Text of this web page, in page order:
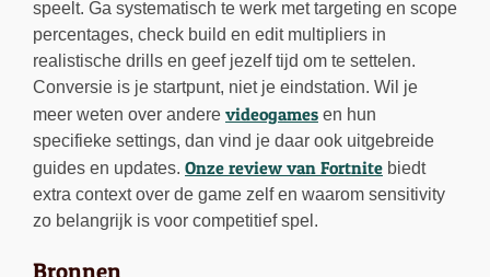
speelt. Ga systematisch te werk met targeting en scope
percentages, check build en edit multipliers in
realistische drills en geef jezelf tijd om te settelen.
Conversie is je startpunt, niet je eindstation. Wil je
meer weten over andere videogames en hun
specifieke settings, dan vind je daar ook uitgebreide
guides en updates. Onze review van Fortnite biedt
extra context over de game zelf en waarom sensitivity
zo belangrijk is voor competitief spel.
Bronnen